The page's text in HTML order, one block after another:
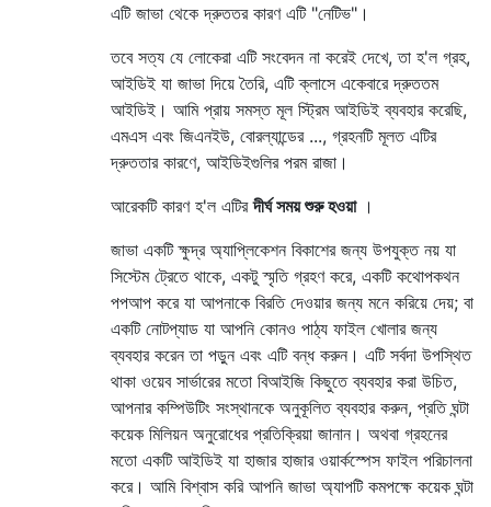
এটি জাভা থেকে দ্রুততর কারণ এটি "নেটিভ"।
তবে সত্য যে লোকেরা এটি সংবেদন না করেই দেখে, তা হ'ল গ্রহ,
আইডিই যা জাভা দিয়ে তৈরি, এটি ক্লাসে একেবারে দ্রুততম
আইডিই। আমি প্রায় সমস্ত মূল স্ট্রিম আইডিই ব্যবহার করেছি,
এমএস এবং জিএনইউ, বোরল্যান্ডের ..., গ্রহনটি মূলত এটির
দ্রুততার কারণে, আইডিইগুলির পরম রাজা।
আরেকটি কারণ হ'ল এটিরদীর্ঘ সময় শুরু হওয়া।
জাভা একটি ক্ষুদ্র অ্যাপ্লিকেশন বিকাশের জন্য উপযুক্ত নয় যা
সিস্টেম ট্রেতে থাকে, একটু স্মৃতি গ্রহণ করে, একটি কথোপকথন
পপআপ করে যা আপনাকে বিরতি দেওয়ার জন্য মনে করিয়ে দেয়; বা
একটি নোটপ্যাড যা আপনি কোনও পাঠ্য ফাইল খোলার জন্য
ব্যবহার করেন তা পড়ুন এবং এটি বন্ধ করুন। এটি সর্বদা উপস্থিত
থাকা ওয়েব সার্ভারের মতো বিআইজি কিছুতে ব্যবহার করা উচিত,
আপনার কম্পিউটিং সংস্থানকে অনুকূলিত ব্যবহার করুন, প্রতি ঘন্টা
কয়েক মিলিয়ন অনুরোধের প্রতিক্রিয়া জানান। অথবা গ্রহনের
মতো একটি আইডিই যা হাজার হাজার ওয়ার্কস্পেস ফাইল পরিচালনা
করে। আমি বিশ্বাস করি আপনি জাভা অ্যাপটি কমপক্ষে কয়েক ঘন্টা